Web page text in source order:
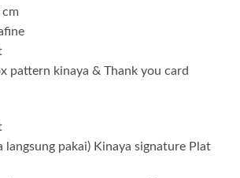
pattern kinaya & Thank you card
langsung pakai) Kinaya signature Plat